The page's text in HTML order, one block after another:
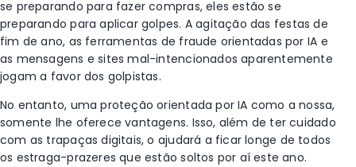
se preparando para fazer compras, eles estão se
preparando para aplicar golpes. A agitação das festas de
fim de ano, as ferramentas de fraude orientadas por IA e
as mensagens e sites mal-intencionados aparentemente
jogam a favor dos golpistas.
No entanto, uma proteção orientada por IA como a nossa,
somente lhe oferece vantagens. Isso, além de ter cuidado
com as trapaças digitais, o ajudará a ficar longe de todos
os estraga-prazeres que estão soltos por aí este ano.